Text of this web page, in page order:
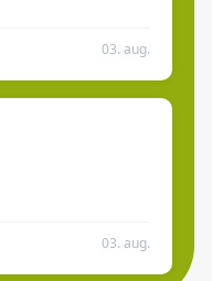
03. aug.
03. aug.